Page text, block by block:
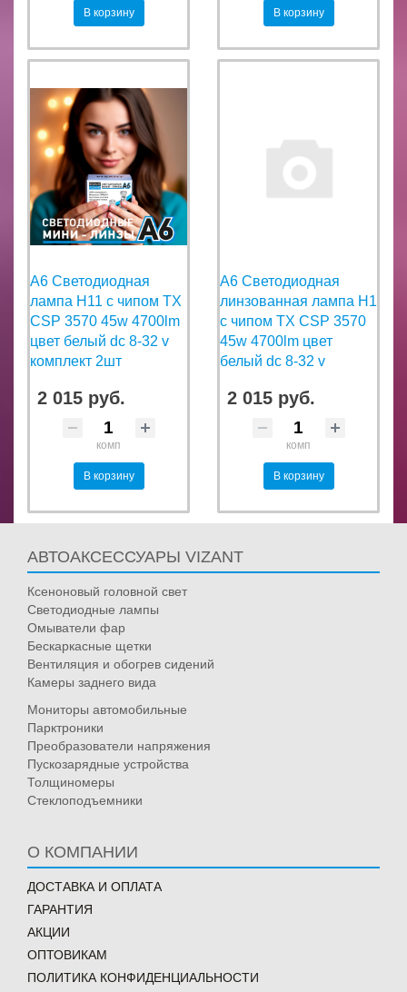
В корзину В корзину
A6 Светодиодная
лампа H11 с чипом TX
CSP 3570 45w 4700lm
цвет белый dc 8-32 v
комплект 2шт
2 015 руб.
комп
В корзину
A6 Светодиодная
линзованная лампа H1
с чипом TX CSP 3570
45w 4700lm цвет
белый dc 8-32 v
2 015 руб.
комп
В корзину
АВТОАКСЕССУАРЫ VIZANT
Ксеноновый головной свет
Светодиодные лампы
Омыватели фар
Бескаркасные щетки
Вентиляция и обогрев сидений
Камеры заднего вида
Мониторы автомобильные
Парктроники
Преобразователи напряжения
Пускозарядные устройства
Толщиномеры
Стеклоподъемники
О КОМПАНИИ
ДОСТАВКА И ОПЛАТА
ГАРАНТИЯ
АКЦИИ
ОПТОВИКАМ
ПОЛИТИКА КОНФИДЕНЦИАЛЬНОСТИ